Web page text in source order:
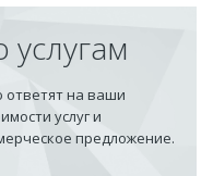
услугам
на ваши
услуг и
предложение.